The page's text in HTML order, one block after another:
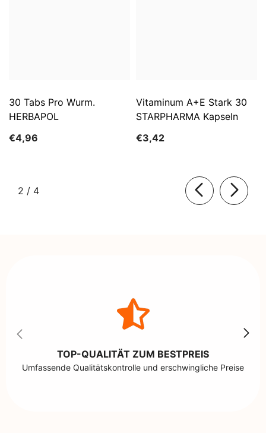
30 Tabs Pro Wurm.
HERBAPOL
€4,96
Vitaminum A+E Stark 30
STARPHARMA Kapseln
€3,42
2 / von
4
TOP-QUALITÄT ZUM BESTPREIS
Umfassende Qualitätskontrolle und erschwingliche Preise